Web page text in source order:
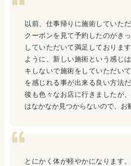
以前、仕事帰りに施術していた
クーポンを見て予約したのがき
していただいて満足しておりま
ように、新しい施術という感じ
キしないで施術をしていただい
を感じれる事が出来る良い方法
後も色々なお店に行きましたが
はなかなか見つからないので、お
とにかく体が軽やかになります